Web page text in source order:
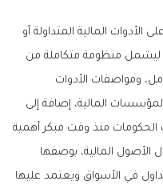
الأدوات المالية المتداولة أو
ليشمل منظومة متكاملة من
ومواصفات الأدوات
المالية، إضافة إلى
الحكومات منذ وقت مبكر أهمية
الأصول المالية، بوصفها
في الأسواق ويعتمد عليها